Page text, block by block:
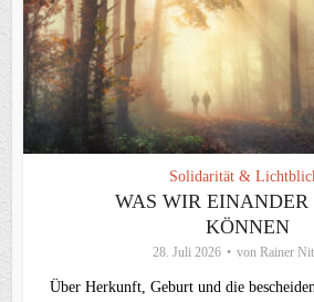
Solidarität &
WAS WIR EINANDER
KÖNNEN
28. Juli 2026 von Rainer
Über Herkunft, Geburt und die